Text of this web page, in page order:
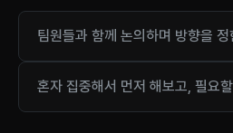
팀원들과 함께 논의하며 방향을 정
혼자 집중해서 먼저 해보고, 필요